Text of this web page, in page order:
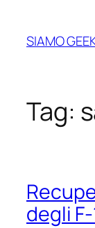
contenuto
SIAMO
Tag:
degli